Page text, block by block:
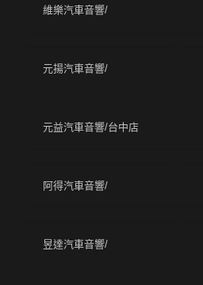
維樂汽車音響/
元揚汽車音響/
元益汽車音響/台中店
阿得汽車音響/
昱達汽車音響/